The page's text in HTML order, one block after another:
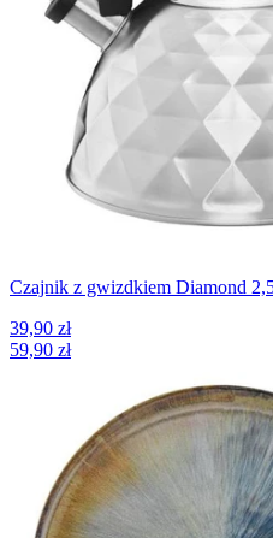
Czajnik z gwizdkiem Diamond
39,90 zł
59,90 zł